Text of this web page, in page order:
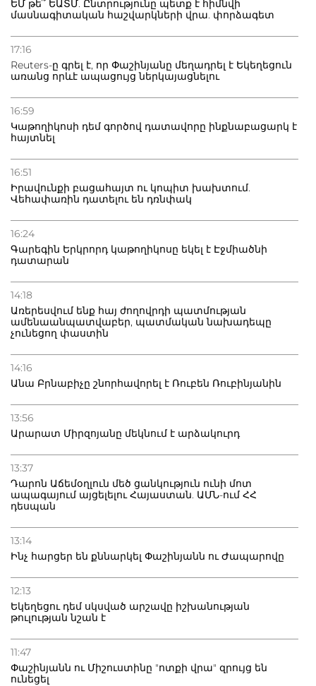
ԵՄ թե՞ ԵԱՏՄ. Ընտրությունը պետք է հիմնվի
մասնագիտական հաշվարկների վրա. փորձագետ
17:16
Reuters-ը գրել է, որ Փաշինյանը մեղադրել է Եկեղեցուն
առանց որևէ ապացույց ներկայացնելու
16:59
Կաթողիկոսի դեմ գործով դատավորը ինքնաբացարկ է
հայտնել
16:51
Իրավունքի բացահայտ ու կոպիտ խախտում.
Վեհափառին դատելու են դռնփակ
16:24
Գարեգին Երկրորդ կաթողիկոսը եկել է Էջմիածնի
դատարան
14:18
Առերեսվում ենք հայ ժողովրդի պատմության
ամենաանպատվաբեր, պատմական նախադեպը
չունեցող փաստին
14:16
Անա Բրնաբիչը շնորհավորել է Ռուբեն Ռուբինյանին
13:56
Արարատ Միրզոյանը մեկնում է արձակուրդ
13:37
Դարոն Աճեմօղլուն մեծ ցանկություն ունի մոտ
ապագայում այցելելու Հայաստան. ԱՄՆ-ում ՀՀ
դեսպան
13:14
Ինչ հարցեր են քննարկել Փաշինյանն ու Ժապարովը
12:13
Եկեղեցու դեմ սկսված արշավը իշխանության
թուլության նշան է
11:47
Փաշինյանն ու Միշուստինը "ոտքի վրա" զրույց են
ունեցել
բնակվել Ռուսաստանում
Բաքվի բանտից գեներալ Մանուկյանը դիմել է
Փաշինյանին